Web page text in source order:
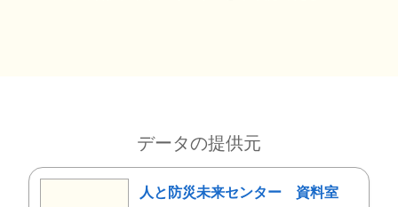
データの提供元
人と防災未来センター 資料室